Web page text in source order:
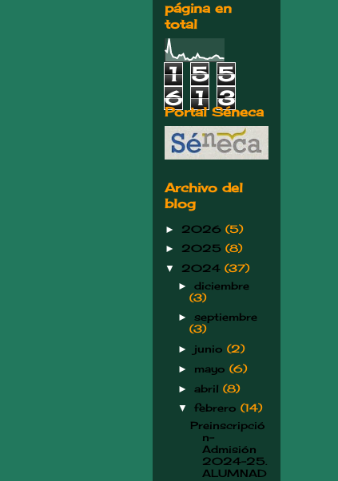
página en
total
1 5 5
6 1 3
Portal Séneca
Archivo del
blog
► 2026 (5)
► 2025 (8)
▼ 2024 (37)
► diciembre
(3)
► septiembre
(3)
► junio (2)
► mayo (6)
► abril (8)
▼ febrero (14)
Preinscripció
n-
Admisión
2024-25.
ALUMNAD